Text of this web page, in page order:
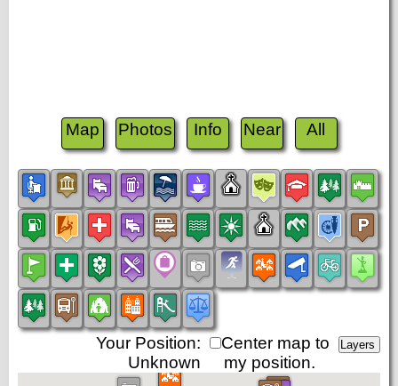
Map Photos Info Near All
Center map to
my position.
Your Position:
Unknown